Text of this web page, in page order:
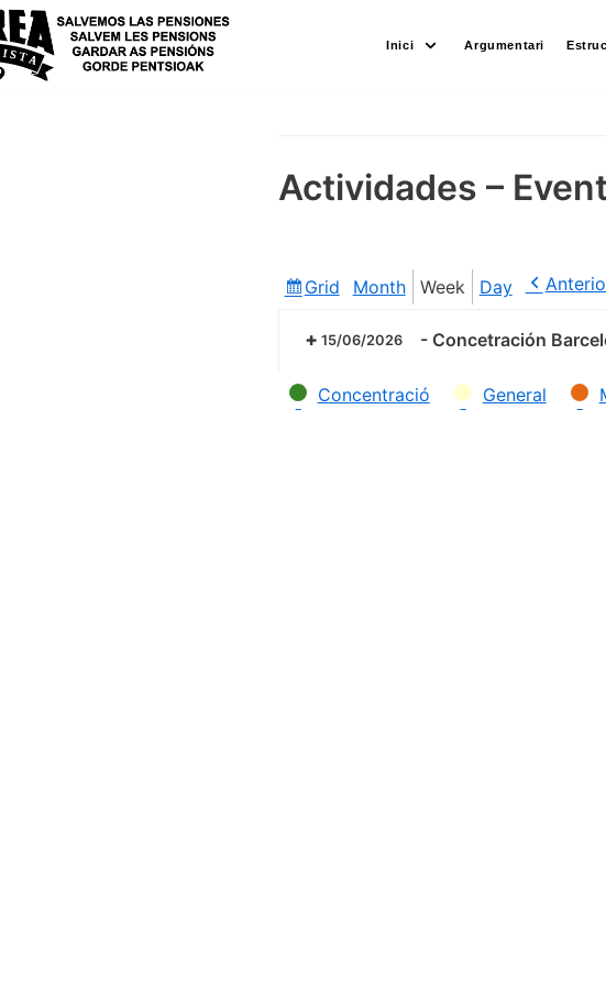
Skip
to
content
Inici Argumentari
Actividades –
View
Grid Month Week Day
15/06/2026 - Concetración
Categories
Concentració General